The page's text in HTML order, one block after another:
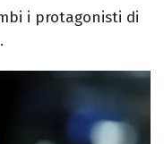
i protagonisti di